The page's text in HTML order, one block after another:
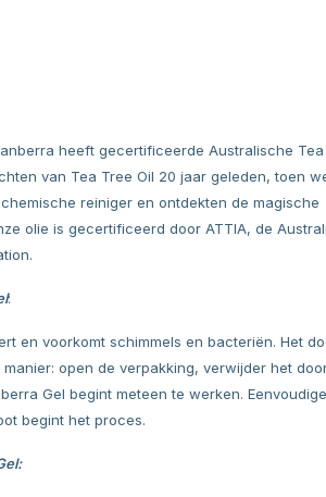
heeft gecertificeerde Australische Tea
van Tea Tree Oil 20 jaar geleden, toen
reiniger en ontdekten de magische
olie is gecertificeerd door ATTIA, de
:
en voorkomt schimmels en bacteriën. Het
open de verpakking, verwijder het
Gel begint meteen te werken.
begint het proces.